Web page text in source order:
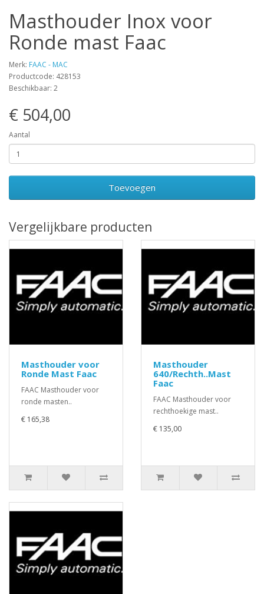
Masthouder Inox voor
Ronde mast Faac
Merk: FAAC - MAC
Productcode: 428153
Beschikbaar: 2
€ 504,00
Aantal
Toevoegen
Vergelijkbare producten
Masthouder voor
Ronde Mast Faac
FAAC Masthouder voor
ronde masten..
€ 165,38
Masthouder
640/Rechth..Mast
Faac
FAAC Masthouder voor
rechthoekige mast..
€ 135,00